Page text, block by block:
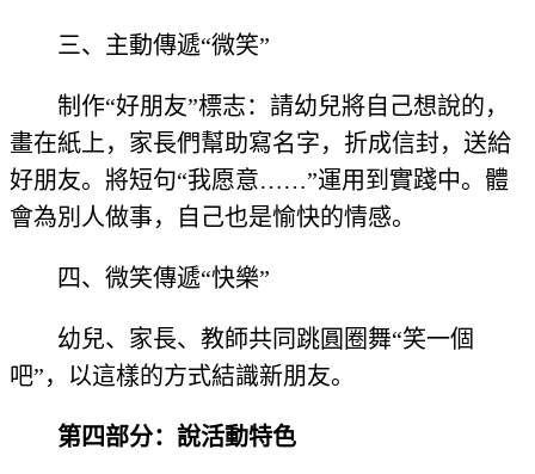
三、主動傳遞“微笑”
制作“好朋友”標志：請幼兒將自己想說的，
畫在紙上，家長們幫助寫名字，折成信封，送給
好朋友。將短句“我愿意……”運用到實踐中。體
會為別人做事，自己也是愉快的情感。
四、微笑傳遞“快樂”
幼兒、家長、教師共同跳圓圈舞“笑一個
吧”，以這樣的方式結識新朋友。
第四部分：說活動特色